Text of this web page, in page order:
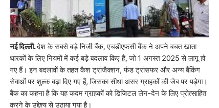
नई दिल्ली.देश के सबसे बड़े निजी बैंक, एचडीएफसी बैंक ने अपने बचत खाता
धारकों के लिए नियमों में कई बड़े बदलाव किए हैं, जो 1 अगस्त 2025 से लागू हो
गए हैं। इन बदलावों के तहत कैश ट्रांजैक्शन, फंड ट्रांसफर और अन्य बैंकिंग
सेवाओं पर शुल्क बढ़ा दिए गए हैं, जिसका सीधा असर ग्राहकों की जेब पर पड़ेगा।
बैंक का कहना है कि यह कदम ग्राहकों को डिजिटल लेन-देन के लिए प्रोत्साहित
करने के उद्देश्य से उठाया गया है।